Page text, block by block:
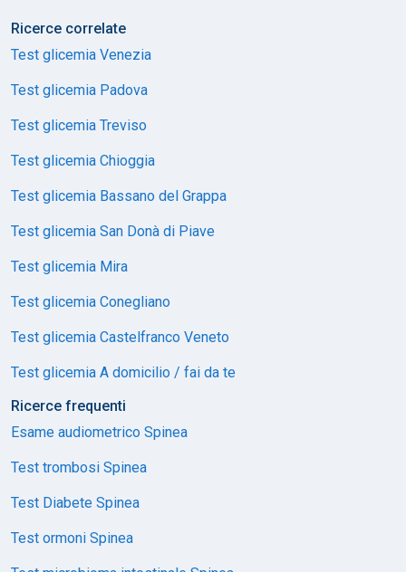
Ricerce correlate
Test glicemia Venezia
Test glicemia Padova
Test glicemia Treviso
Test glicemia Chioggia
Test glicemia Bassano del Grappa
Test glicemia San Donà di Piave
Test glicemia Mira
Test glicemia Conegliano
Test glicemia Castelfranco Veneto
Test glicemia A domicilio / fai da te
Ricerce frequenti
Esame audiometrico Spinea
Test trombosi Spinea
Test Diabete Spinea
Test ormoni Spinea